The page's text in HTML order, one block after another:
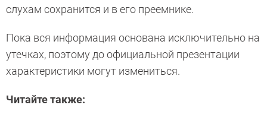
слухам сохранится и в его преемнике.
Пока вся информация основана исключительно на
утечках, поэтому до официальной презентации
характеристики могут измениться.
Читайте также: